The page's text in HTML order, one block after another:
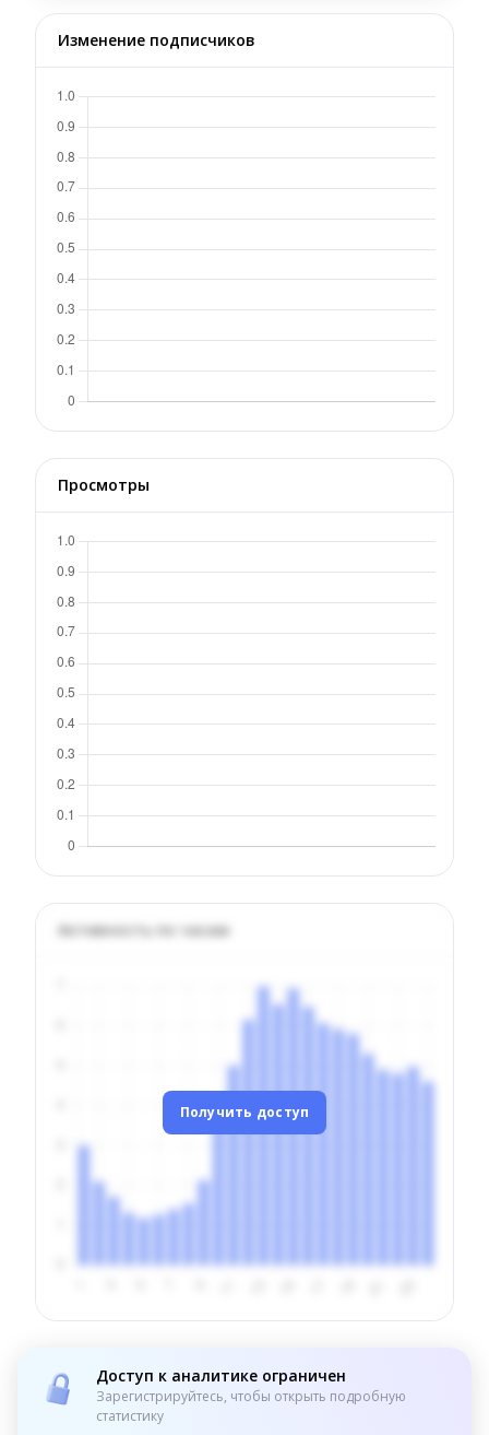
Изменение подписчиков
Просмотры
Активность по часам
Получить доступ
Доступ к аналитике ограничен
Зарегистрируйтесь, чтобы открыть подробную
статистику